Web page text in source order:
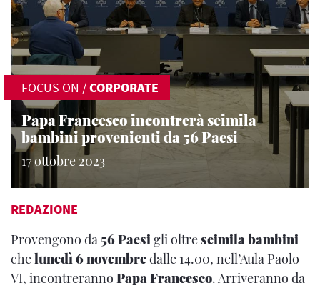
FOCUS ON /CORPORATE
Papa Francesco incontrerà seimila
bambini provenienti da 56 Paesi
17 ottobre 2023
REDAZIONE
Provengono da 56 Paesigli oltreseimila bambini
chelunedì 6 novembredalle 14.00, nell’Aula Paolo
VI, incontreranno Papa Francesco. Arriveranno da